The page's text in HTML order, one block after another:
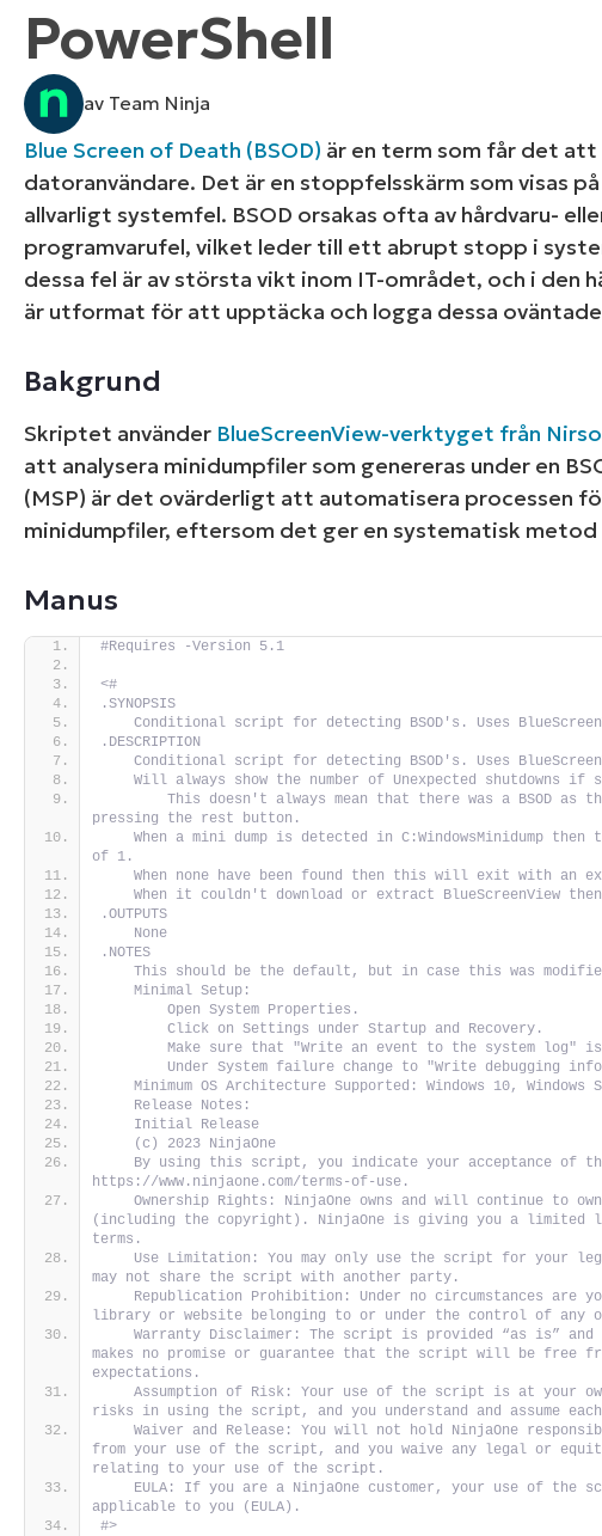
KONTAKTA OSS
KONTAKTA OSS
KONTAKTA OSS
PowerShell
av Team Ninja
Blue Screen of Death (BSOD) är en term som får det att
datoranvändare. Det är en stoppfelsskärm som visas
allvarligt systemfel. BSOD orsakas ofta av hårdvaru-
programvarufel, vilket leder till ett abrupt stopp i
dessa fel är av största vikt inom IT-området, och i den
är utformat för att upptäcka och logga dessa
Bakgrund
Skriptet använder BlueScreenView-verktyget från
att analysera minidumpfiler som genereras under en
(MSP) är det ovärderligt att automatisera processen
minidumpfiler, eftersom det ger en systematisk
Manus
#Requires -Version 5.1
<#
.SYNOPSIS
Conditional script for detecting BSOD's. Uses
.DESCRIPTION
Conditional script for detecting BSOD's. Uses
Will always show the number of Unexpected shutdowns if
This doesn't always mean that there was a BSOD as
pressing the rest button.
When a mini dump is detected in C:WindowsMinidump then
of 1.
When none have been found then this will exit with an
When it couldn't download or extract BlueScreenView
.OUTPUTS
    None
.NOTES
This should be the default, but in case this was
    Minimal Setup:
        Open System Properties.
        Click on Settings under Startup and Recovery.
Make sure that "Write an event to the system log"
Under System failure change to "Write debugging
Minimum OS Architecture Supported: Windows 10, Windows
    Release Notes:
    Initial Release
    (c) 2023 NinjaOne
By using this script, you indicate your acceptance of
https://www.ninjaone.com/terms-of-use.
Ownership Rights: NinjaOne owns and will continue to
(including the copyright). NinjaOne is giving you a limited
terms.
Use Limitation: You may only use the script for your
may not share the script with another party.
Republication Prohibition: Under no circumstances are
library or website belonging to or under the control of any
Warranty Disclaimer: The script is provided “as is”
makes no promise or guarantee that the script will be free
expectations.
Assumption of Risk: Your use of the script is at your
risks in using the script, and you understand and assume
Waiver and Release: You will not hold NinjaOne
from your use of the script, and you waive any legal or
relating to your use of the script.
EULA: If you are a NinjaOne customer, your use of the
applicable to you (EULA).
#>